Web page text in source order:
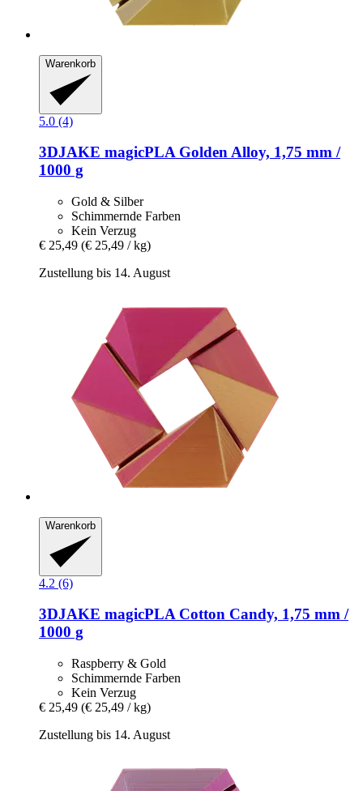
Warenkorb
5.0 (4)
3DJAKE magicPLA Golden Alloy, 1,75 mm /
1000 g
Gold & Silber
Schimmernde Farben
Kein Verzug
€ 25,49 (€ 25,49 / kg)
Zustellung bis 14. August
Warenkorb
4.2 (6)
3DJAKE magicPLA Cotton Candy, 1,75 mm /
1000 g
Raspberry & Gold
Schimmernde Farben
Kein Verzug
€ 25,49 (€ 25,49 / kg)
Zustellung bis 14. August